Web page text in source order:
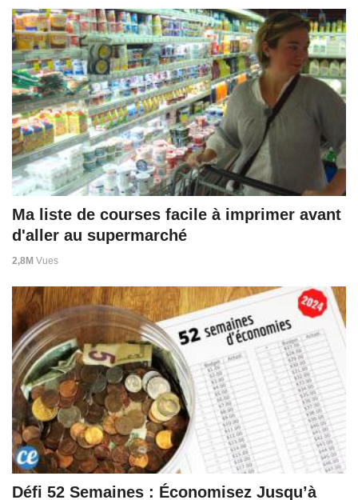
Ma liste de courses facile à imprimer avant
d'aller au supermarché
2,8M Vues
Défi 52 Semaines : Économisez Jusqu’à